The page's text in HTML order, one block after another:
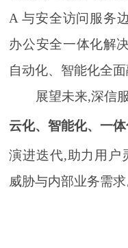
A 与安全访问服务
办公安全一体化解
自动化、智能化全面
展望未来,深信
云化、智能化、一
演进迭代,助力用户
威胁与内部业务需求